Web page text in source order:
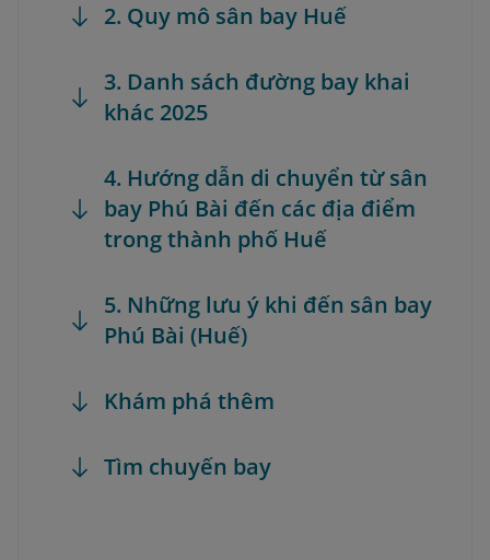
2. Quy mô sân bay Huế
3. Danh sách đường bay khai
khác 2025
4. Hướng dẫn di chuyển từ sân
bay Phú Bài đến các địa điểm
trong thành phố Huế
5. Những lưu ý khi đến sân bay
Phú Bài (Huế)
Khám phá thêm
Tìm chuyến bay